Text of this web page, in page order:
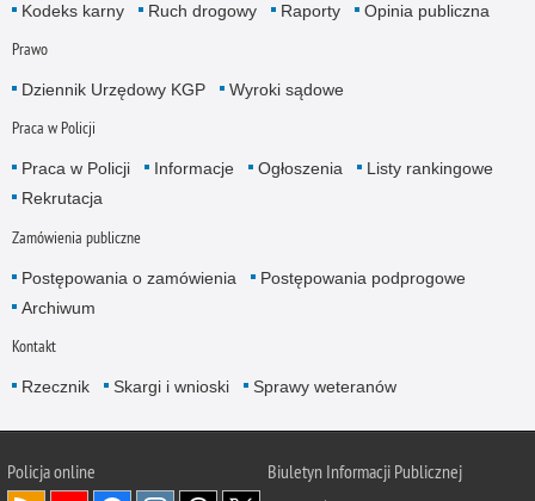
Kodeks karny
Ruch drogowy Raporty Opinia publiczna
Prawo
Dziennik Urzędowy KGP Wyroki sądowe
Praca w Policji
Praca w Policji Informacje Ogłoszenia
Listy rankingowe
Rekrutacja
Zamówienia publiczne
Postępowania o zamówienia
Postępowania podprogowe
Archiwum
Kontakt
Rzecznik Skargi i wnioski Sprawy weteranów
Policjaonline
Biuletyn Informacji Publicznej